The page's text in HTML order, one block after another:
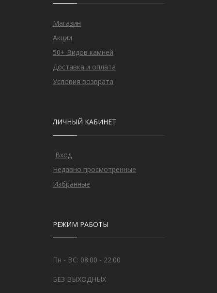
Магазин
Акции
50+ Видов камней
Доставка и оплата
Условия возврата
ЛИЧНЫЙ КАБИНЕТ
Вход
Недавно просмотренные
Избранные
РЕЖИМ РАБОТЫ
Пн - ВС: 08:00 - 22:00
БЕЗ ВЫХОДНЫХ